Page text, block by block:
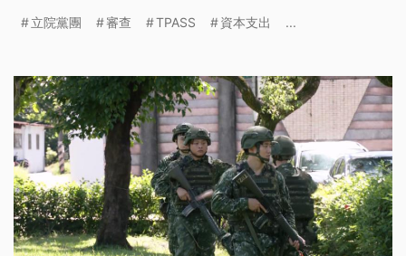
是咧點菜，共人民當做乞食。 啊若國民黨猶是強
查總預算。根據藍營的回應，若像猶是認為，中央才
需要擔起上大的責任。
立院黨團 審查 TPASS 資本支出 ...